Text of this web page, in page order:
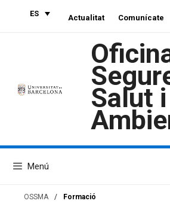
ES Actualitat Comunícate
Salut
Menú
OSSMA / Formació